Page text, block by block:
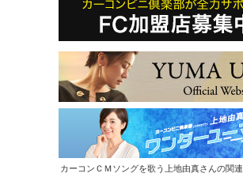
カーコンＣＭソングを歌う上地由真さんの関連